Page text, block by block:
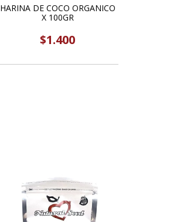
HARINA DE COCO ORGANICO
X 100GR
$1.400